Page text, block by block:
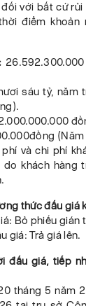
với bất cứ
điểm khoản
sáu tỷ, năm
và chi phí
khách hàng
thức đấu giá
Bỏ phiếu gián
giá: Trả giá lên.
đấu giá, tiếp
tháng 5 năm